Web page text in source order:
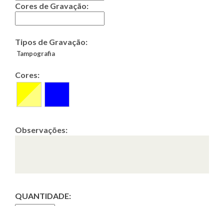
Cores de Gravação:
Tipos de Gravação:
Tampografia
Cores:
Observações:
QUANTIDADE: